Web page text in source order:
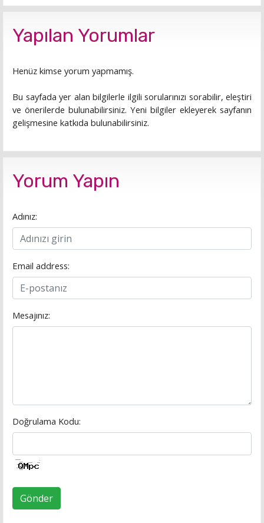
Yapılan Yorumlar
Henüz kimse yorum yapmamış.
Bu sayfada yer alan bilgilerle ilgili sorularınızı sorabilir, eleştiri
ve önerilerde bulunabilirsiniz. Yeni bilgiler ekleyerek sayfanın
gelişmesine katkıda bulunabilirsiniz.
Yorum Yapın
Adınız:
Email address:
Mesajınız:
Doğrulama Kodu:
Gönder